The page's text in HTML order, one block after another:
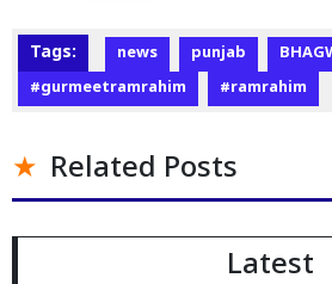
Tags: news punjab
#gurmeetramrahim
#ramrahim
Related Posts
Latest